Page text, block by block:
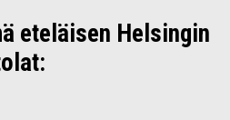
eteläisen Helsingin